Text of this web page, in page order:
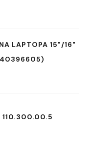
LAPTOPA 15"/16"
110.300.00.5